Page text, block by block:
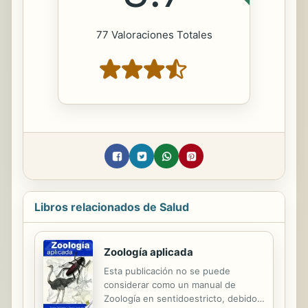
77 Valoraciones Totales
Libros relacionados de Salud
Zoología aplicada
Esta publicación no se puede
considerar como un manual de
Zoología en sentidoestricto, debido a